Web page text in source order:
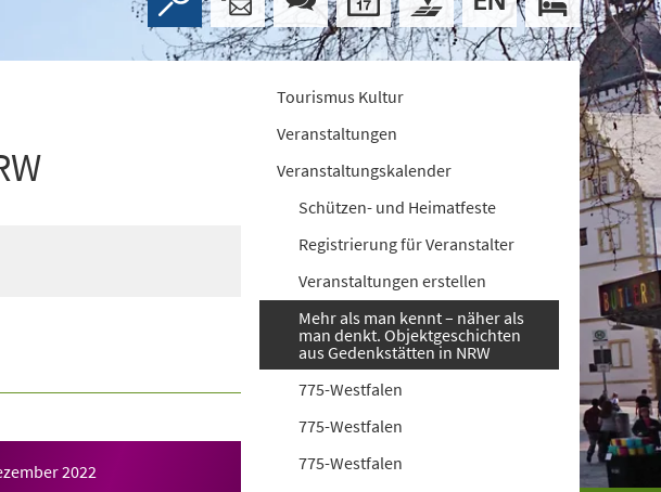
2022
Tourismus Kultur
Veranstaltungen
Veranstaltungskalender
Schützen- und Heimatfeste
Registrierung für Veranstalter
Veranstaltungen erstellen
Mehr als man kennt – näher als
man denkt. Objektgeschichten
aus Gedenkstätten in NRW
775-Westfalen
775-Westfalen
775-Westfalen